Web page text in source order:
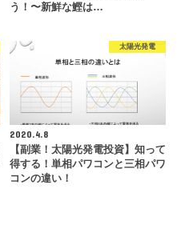
う！〜新鮮な鰹は…
太陽光発電
2020.4.8
【副業！太陽光発電投資】知って
得する！単相パワコンと三相パワ
コンの違い！